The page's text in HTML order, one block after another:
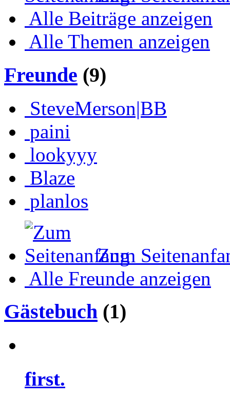
Alle Beiträge anzeigen
Alle Themen anzeigen
Freunde (9)
SteveMerson|BB
paini
lookyyy
Blaze
planlos
Zum
Alle Freunde anzeigen
Gästebuch (1)
first.